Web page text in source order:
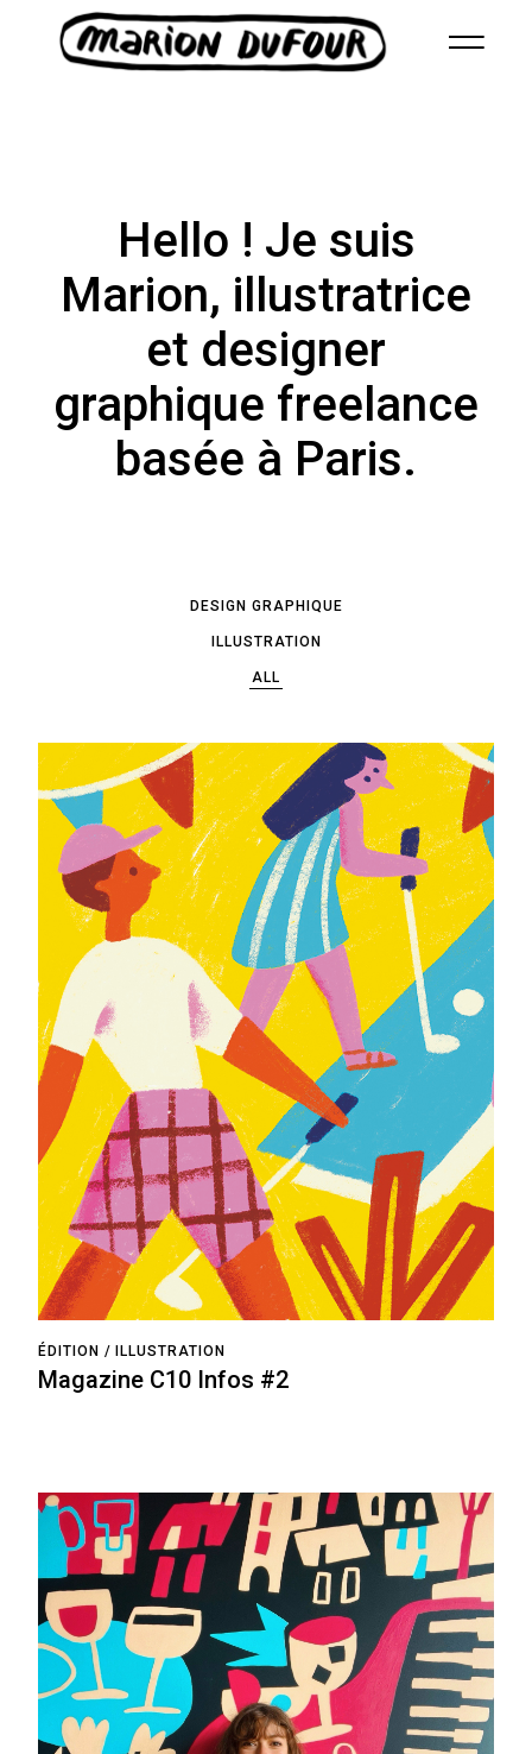
Hello ! Je suis
Marion, illustratrice
et designer
graphique freelance
basée à Paris.
DESIGN GRAPHIQUE
ILLUSTRATION
ALL
ÉDITION ILLUSTRATION
Magazine C10 Infos #2